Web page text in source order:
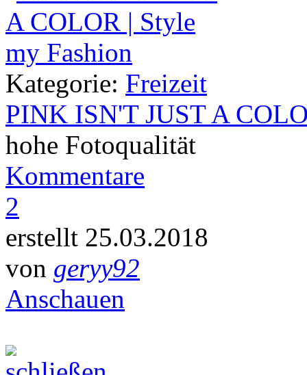
Kategorie: Freizeit
PINK ISN'T JUST A
hohe Fotoqualität
Kommentare
2
erstellt 25.03.2018
von geryy92
Anschauen